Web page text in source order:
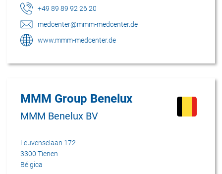
+49 89 89 92 26 20
medcenter@mmm-medcenter.de
www.mmm-medcenter.de
MMM Group Benelux
MMM Benelux BV
Leuvenselaan 172
3300 Tienen
Bélgica